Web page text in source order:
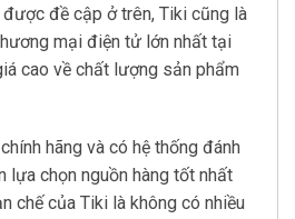
đề cập ở trên, Tiki cũng là
mại điện tử lớn nhất tại
cao về chất lượng sản phẩm
hãng và có hệ thống đánh
lựa chọn nguồn hàng tốt nhất
chế của Tiki là không có nhiều